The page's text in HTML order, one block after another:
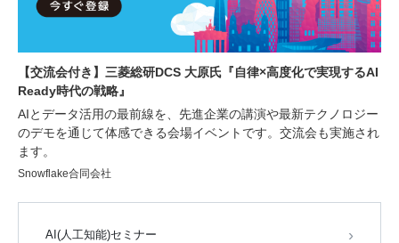
【交流会付き】三菱総研DCS 大原氏『自律×高度化で実現するAI
Ready時代の戦略』
AIとデータ活用の最前線を、先進企業の講演や最新テクノロジー
のデモを通じて体感できる会場イベントです。交流会も実施され
ます。
Snowflake合同会社
AI(人工知能)セミナー